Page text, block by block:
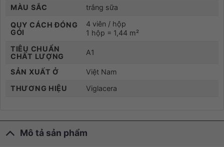
MÀU SẮC
trắng sữa
QUY CÁCH ĐÓNG
GÓI
4 viên / hộp
1 hộp = 1,44 m²
TIÊU CHUẨN
CHẤT LƯỢNG
A1
SẢN XUẤT Ở
Việt Nam
THƯƠNG HIỆU
Viglacera
Mô tả sản phẩm